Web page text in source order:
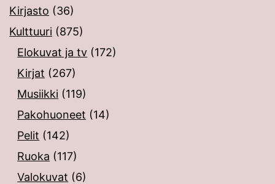
Kirjasto (36)
Kulttuuri (875)
Elokuvat ja tv (172)
Kirjat (267)
Musiikki (119)
Pakohuoneet (14)
Pelit (142)
Ruoka (117)
Valokuvat (6)